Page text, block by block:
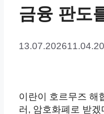
금융 판도
13.07.2026
이란이 호르무즈 해
러, 암호화폐로 받